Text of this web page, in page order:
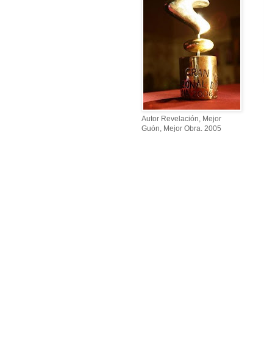
Autor Revelación, Mejor
Guón, Mejor Obra. 2005